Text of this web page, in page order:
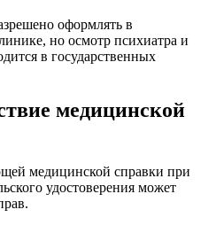
оформлять в
но осмотр психиатра и
в государственных
медицинской
медицинской справки при
удостоверения может